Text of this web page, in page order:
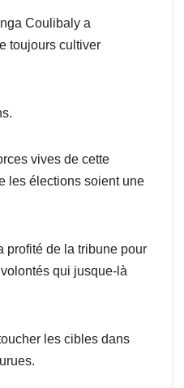
Coulibaly a
toujours cultiver
vives de cette
les élections soient une
profité de la tribune pour
qui jusque-là
les cibles dans